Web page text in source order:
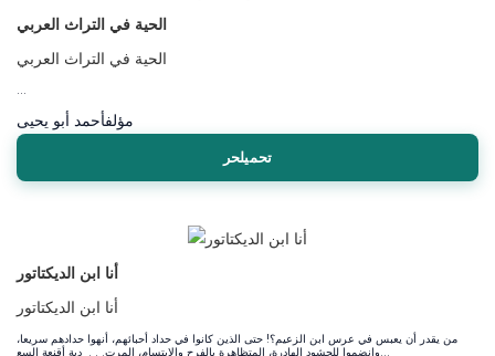
الحية في التراث العربي
الحية في التراث العربي
مؤلفأحمد أبو يحيى
تحميلحر
أنا ابن الديكتاتور
أنا ابن الديكتاتور
من يقدر أن يعبس في عرس ابن الزعيم؟! حتى الذين كانوا في حداد أحبائهم، أنهوا حدادهم سريعا،